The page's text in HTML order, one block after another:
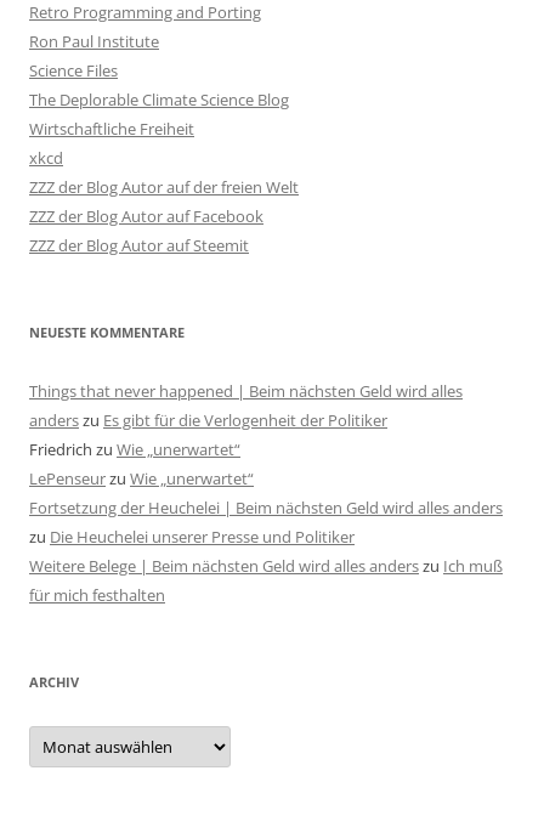
Retro Programming and Porting
Ron Paul Institute
Science Files
The Deplorable Climate Science Blog
Wirtschaftliche Freiheit
xkcd
ZZZ der Blog Autor auf der freien Welt
ZZZ der Blog Autor auf Facebook
ZZZ der Blog Autor auf Steemit
NEUESTE KOMMENTARE
Things that never happened | Beim nächsten Geld wird alles
anderszu Es gibt für die Verlogenheit der Politiker
Friedrich zu Wie „unerwartet“
LePenseurzu Wie „unerwartet“
Fortsetzung der Heuchelei | Beim nächsten Geld wird alles anders
zu Die Heuchelei unserer Presse und Politiker
Weitere Belege | Beim nächsten Geld wird alles anderszu Ich muß
für mich festhalten
ARCHIV
Archiv